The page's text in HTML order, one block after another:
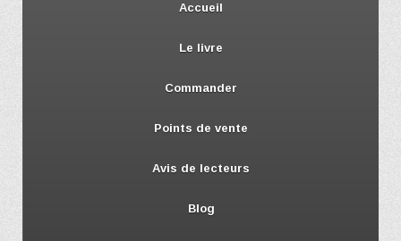
Accueil
Le livre
Commander
Points de vente
Avis de lecteurs
Blog